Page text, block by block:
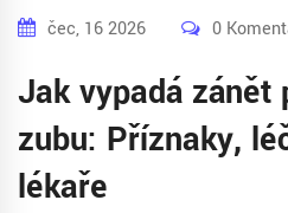
čec, 16 2026 0
Jak vypadá zánět
zubu: Příznaky,
lékaře